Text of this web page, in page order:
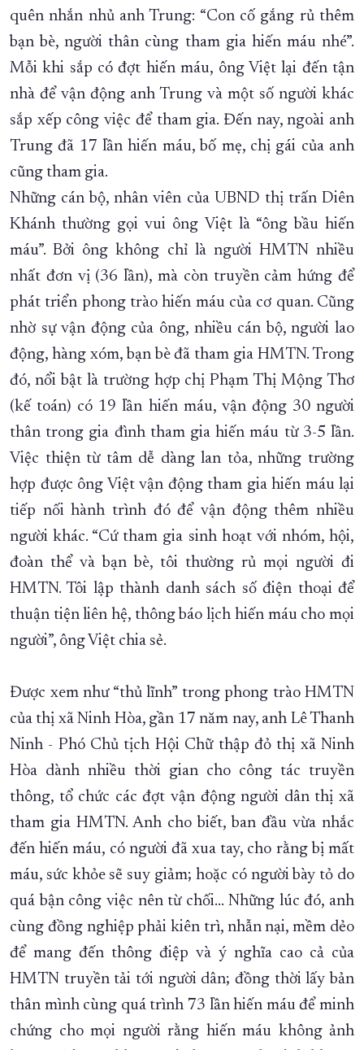
quên nhắn nhủ anh Trung: “Con cố gắng rủ thêm
bạn bè, người thân cùng tham gia hiến máu nhé”.
Mỗi khi sắp có đợt hiến máu, ông Việt lại đến tận
nhà để vận động anh Trung và một số người khác
sắp xếp công việc để tham gia. Đến nay, ngoài anh
Trung đã 17 lần hiến máu, bố mẹ, chị gái của anh
cũng tham gia.
Những cán bộ, nhân viên của UBND thị trấn Diên
Khánh thường gọi vui ông Việt là “ông bầu hiến
máu”. Bởi ông không chỉ là người HMTN nhiều
nhất đơn vị (36 lần), mà còn truyền cảm hứng để
phát triển phong trào hiến máu của cơ quan. Cũng
nhờ sự vận động của ông, nhiều cán bộ, người lao
động, hàng xóm, bạn bè đã tham gia HMTN. Trong
đó, nổi bật là trường hợp chị Phạm Thị Mộng Thơ
(kế toán) có 19 lần hiến máu, vận động 30 người
thân trong gia đình tham gia hiến máu từ 3-5 lần.
Việc thiện từ tâm dễ dàng lan tỏa, những trường
hợp được ông Việt vận động tham gia hiến máu lại
tiếp nối hành trình đó để vận động thêm nhiều
người khác. “Cứ tham gia sinh hoạt với nhóm, hội,
đoàn thể và bạn bè, tôi thường rủ mọi người đi
HMTN. Tôi lập thành danh sách số điện thoại để
thuận tiện liên hệ, thông báo lịch hiến máu cho mọi
người”, ông Việt chia sẻ.
Được xem như “thủ lĩnh” trong phong trào HMTN
của thị xã Ninh Hòa, gần 17 năm nay, anh Lê Thanh
Ninh - Phó Chủ tịch Hội Chữ thập đỏ thị xã Ninh
Hòa dành nhiều thời gian cho công tác truyền
thông, tổ chức các đợt vận động người dân thị xã
tham gia HMTN. Anh cho biết, ban đầu vừa nhắc
đến hiến máu, có người đã xua tay, cho rằng bị mất
máu, sức khỏe sẽ suy giảm; hoặc có người bày tỏ do
quá bận công việc nên từ chối… Những lúc đó, anh
cùng đồng nghiệp phải kiên trì, nhẫn nại, mềm dẻo
để mang đến thông điệp và ý nghĩa cao cả của
HMTN truyền tải tới người dân; đồng thời lấy bản
thân mình cùng quá trình 73 lần hiến máu để minh
chứng cho mọi người rằng hiến máu không ảnh